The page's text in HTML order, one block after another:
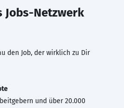
Jobs-Netzwerk
den Job, der wirklich zu Dir
und über 20.000